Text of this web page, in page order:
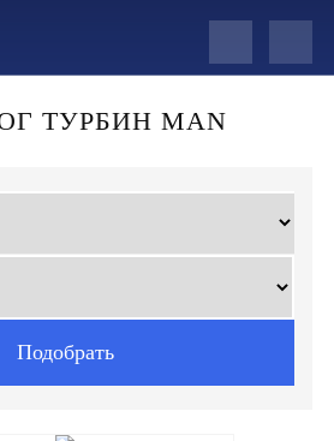
ТУРБИН MAN